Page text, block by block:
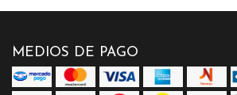
MEDIOS DE PAGO